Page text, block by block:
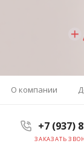
О компании
+7 (937)
ЗАКАЗАТЬ